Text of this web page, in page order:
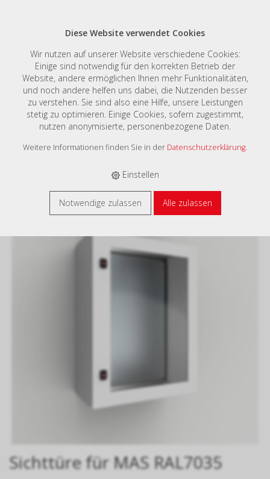
E-SHOP GEHÄUSE ZUBEHÖR UND GENERELLES ZUBEHÖR ›ZUBEHÖR
WANDGEHÄUSE›SICHTTÜRE MAS › SICHTTÜRE FÜR MAS RAL7035
Sichttüre für MAS RAL7035
Diese Website verwendet Cookies
Wir nutzen auf unserer Website verschiedene Cookies:
Einige sind notwendig für den korrekten Betrieb der
Website, andere ermöglichen Ihnen mehr Funktionalitäten,
und noch andere helfen uns dabei, die Nutzenden besser
zu verstehen. Sie sind also eine Hilfe, unsere Leistungen
stetig zu optimieren. Einige Cookies, sofern zugestimmt,
nutzen anonymisierte, personenbezogene Daten.
Weitere Informationen finden Sie in der Datenschutzerklärung.
Einstellen
Notwendige zulassen Alle zulassen